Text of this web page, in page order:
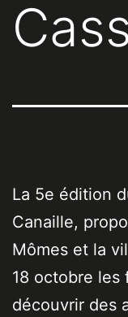
La 5e édition
Canaille,
Mômes et la
18 octobre les
découvrir des